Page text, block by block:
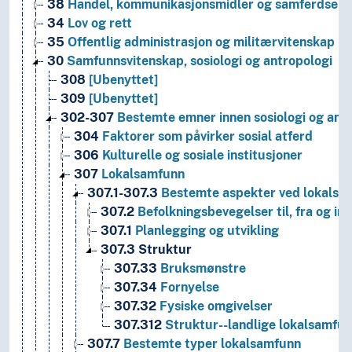
38 Handel, kommunikasjonsmidler og samferdsel
34 Lov og rett
35 Offentlig administrasjon og militærvitenskap
30 Samfunnsvitenskap, sosiologi og antropologi
308 [Ubenyttet]
309 [Ubenyttet]
302-307 Bestemte emner innen sosiologi og
304 Faktorer som påvirker sosial atferd
306 Kulturelle og sosiale institusjoner
307 Lokalsamfunn
307.1-307.3 Bestemte aspekter ved
307.2 Befolkningsbevegelser til, fra og
307.1 Planlegging og utvikling
307.3 Struktur
307.33 Bruksmønstre
307.34 Fornyelse
307.32 Fysiske omgivelser
307.312 Struktur--landlige lokalsamfunn
307.7 Bestemte typer lokalsamfunn